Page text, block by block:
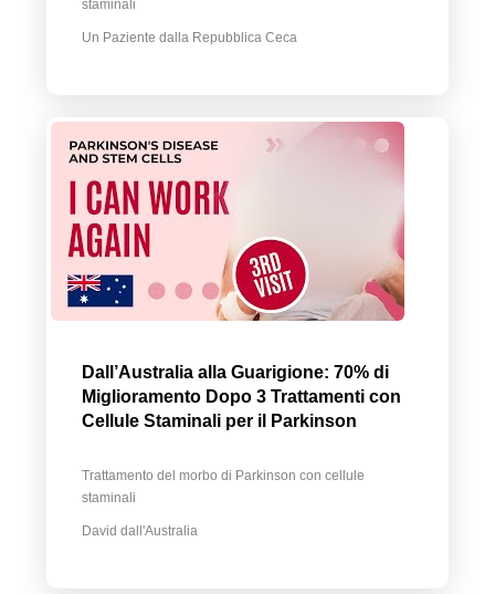
staminali
Un Paziente dalla Repubblica Ceca
Dall’Australia alla Guarigione: 70% di
Miglioramento Dopo 3 Trattamenti con
Cellule Staminali per il Parkinson
Trattamento del morbo di Parkinson con cellule
staminali
David dall'Australia